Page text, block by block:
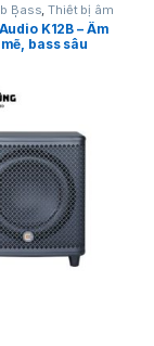
Bass ,Thiết bị âm
| KTVK12B – Âm
bass sâu